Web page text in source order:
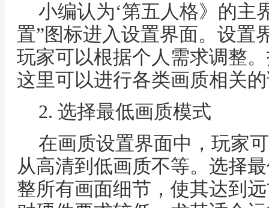
小编认为‘第五人格》的主
置”图标进入设置界面。设置
玩家可以根据个人需求调整
这里可以进行各类画质相关
2. 选择最低画质模式
在画质设置界面中，玩家
从高清到低画质不等。选择
整所有画面细节，使其达到